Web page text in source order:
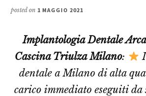
posted on 1 MAGGIO 2021
Implantologia Dentale
Cascina Triulza Milano:
dentale a Milano di alta
carico immediato eseguiti da